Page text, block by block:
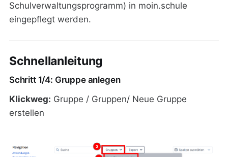
Schulverwaltungsprogramm) in moin.schule
eingepflegt werden.
Schnellanleitung
Schritt 1/4: Gruppe anlegen
Klickweg: Gruppe / Gruppen/ Neue Gruppe
erstellen